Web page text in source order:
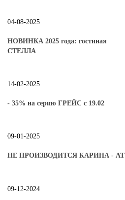
04-08-2025
НОВИНКА 2025 года: гостиная
СТЕЛЛА
14-02-2025
- 35% на серию ГРЕЙС с 19.02
09-01-2025
НЕ ПРОИЗВОДИТСЯ КАРИНА - АТ
09-12-2024